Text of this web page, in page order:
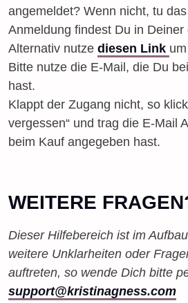
angemeldet? Wenn nicht, tu
Anmeldung findest Du in Deiner
Alternativ nutze diesen Link
Bitte nutze die E-Mail, die Du
hast.
Klappt der Zugang nicht, so
vergessen“ und trag die E-Mail
beim Kauf angegeben hast.
WEITERE
Dieser Hilfebereich ist im
weitere Unklarheiten oder
auftreten, so wende Dich bitte
support@kristinagness.com